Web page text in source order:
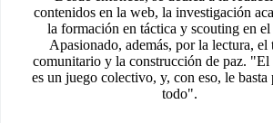
contenidos en la web, la investigación
la formación en táctica y scouting en
Apasionado, además, por la lectura, el
comunitario y la construcción de paz. "El
es un juego colectivo, y, con eso, le basta
todo".